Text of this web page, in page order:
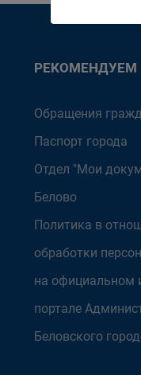
РЕКОМЕНДУЕМ
Обращения
Паспорт города
Отдел "Мои
Белово
Политика в
обработки
на официальном
портале
Беловского